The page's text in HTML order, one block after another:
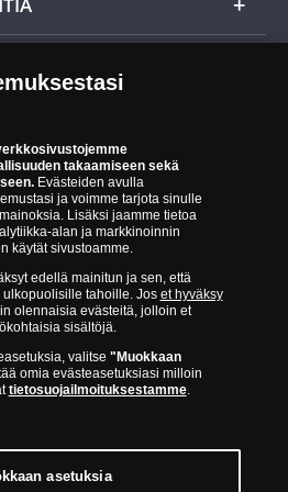
jakelijana useimmille maailman
kuten Norjan rahapaja,
Ranskan rahapaja, Kanadan
kuninkaallinen rahapaja, Etelä-
Itävallan rahapaja, Alankomaiden
takaamiseen sekä
Evästeiden avulla
ja voimme tarjota sinulle
Lisäksi jaamme tietoa
alan ja markkinoinnin
käytät sivustoamme.
edellä mainitun ja sen, että
tahoille. Jos et hyväksy
olennaisia evästeitä, jolloin et
sisältöjä.
valitse "Muokkaan
omia evästeasetuksiasi milloin
tietosuojailmoituksestamme.
asetuksia